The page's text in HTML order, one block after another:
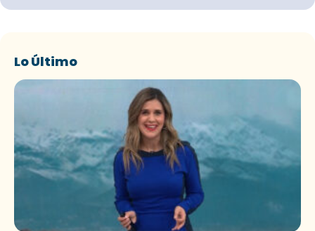
Lo Último